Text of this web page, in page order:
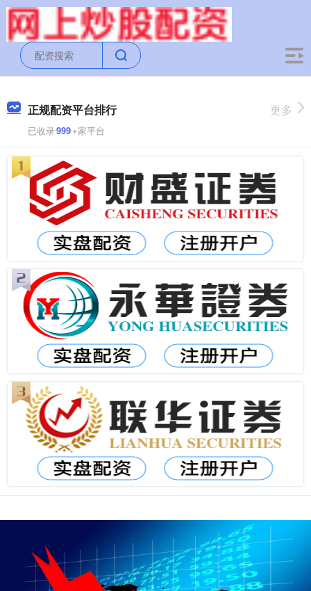
正规配资平台排行
已收录999+家平台
更多